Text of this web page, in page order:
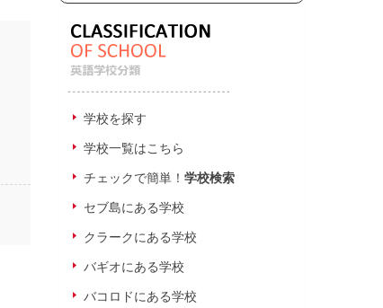
学校を探す
学校一覧はこちら
チェックで簡単！ 学校検索
セブ島にある学校
クラークにある学校
バギオにある学校
バコロドにある学校